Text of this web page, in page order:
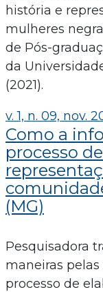
história e
mulheres
de Pós-
da
(2021).
v. 1, n. 09, nov.
Como a
processo
(MG)
Pesquisadora
maneiras
processo de